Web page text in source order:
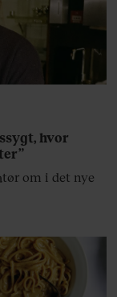
hvor
om i det nye